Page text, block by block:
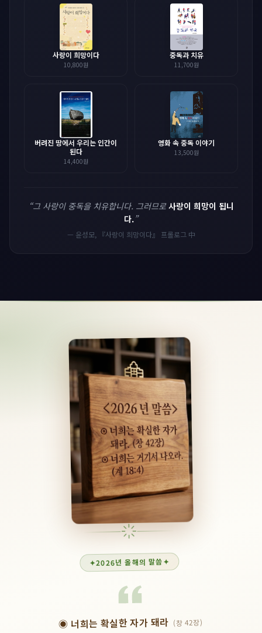
사랑이 희망이다
10,800원
중독과 치유
11,700원
버려진 땅에서 우리는 인간이
된다
14,400원
영화 속 중독 이야기
13,500원
“그 사랑이 중독을 치유합니다. 그러므로 사랑이 희망이 됩니
다.”
— 윤성모, 『사랑이 희망이다』 프롤로그 中
✦2026년 올해의 말씀✦
◉ 너희는 확실한 자가 돼라 (창 42장)